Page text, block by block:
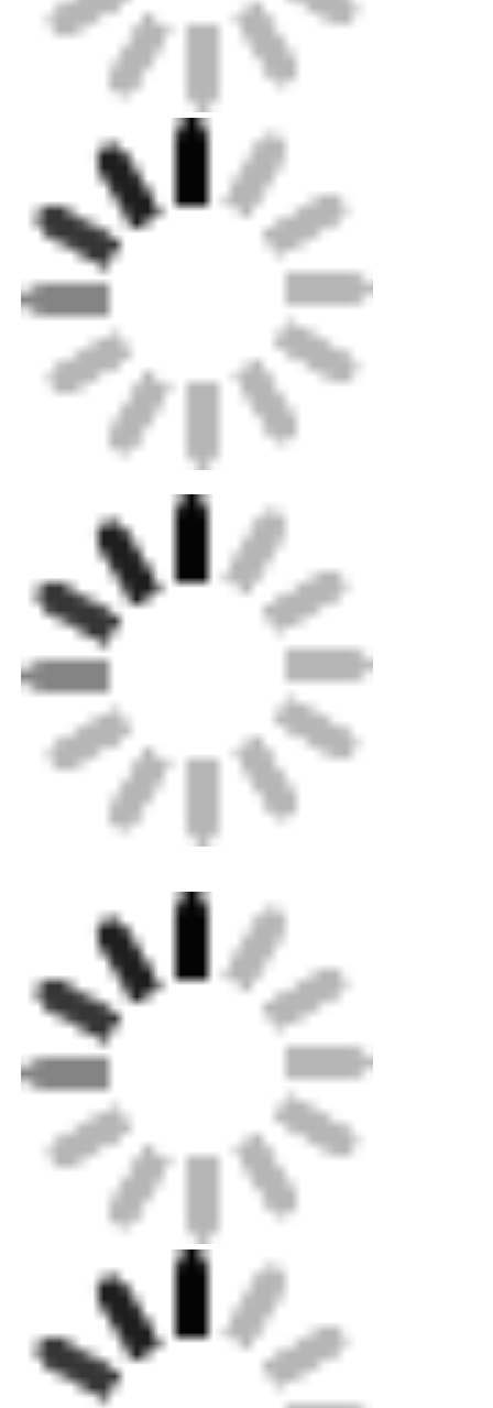
Verpackung: Sperrholzgehäuse für Maschinen
bis zum Exportniveau, Standardkarton für
kleinere Teile.
Versand: Standard-Ozean-, Land- und
Luftversand zur Verfügung.Unser Fachmann
kann Ihnen helfen, sich schnell für die
Lieferwahl zu entscheiden.